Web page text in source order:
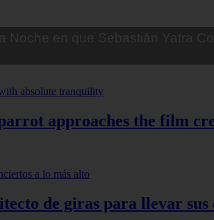
approaches the film
de giras para llevar sus